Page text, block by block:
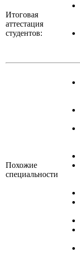
Итоговая
аттестация
студентов:
Похожие
специальности